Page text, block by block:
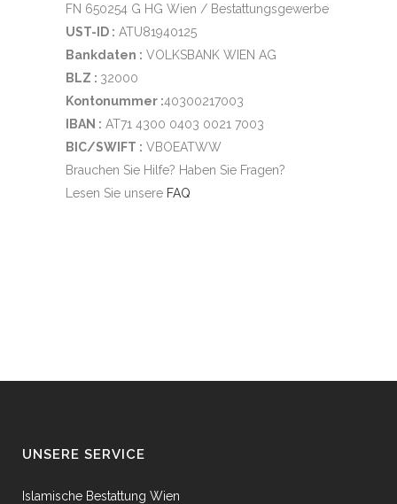
FN 650254 G HG Wien / Bestattungsgewerbe
UST-ID : ATU81940125
Bankdaten : VOLKSBANK WIEN AG
BLZ : 32000
Kontonummer :40300217003
IBAN : AT71 4300 0403 0021 7003
BIC/SWIFT : VBOEATWW
Brauchen Sie Hilfe? Haben Sie Fragen?
Lesen Sie unsere FAQ
UNSERE SERVICE
Islamische Bestattung Wien